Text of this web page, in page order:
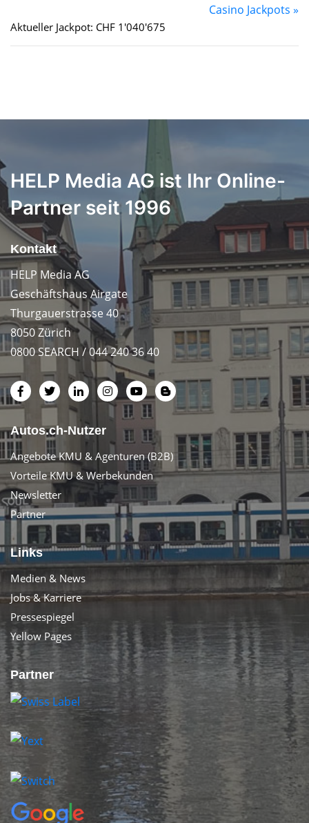
Casino Jackpots »
Aktueller Jackpot: CHF 1'040'675
HELP Media AG ist Ihr Online-
Partner seit 1996
Kontakt
HELP Media AG
Geschäftshaus Airgate
Thurgauerstrasse 40
8050 Zürich
0800 SEARCH / 044 240 36 40
Autos.ch-Nutzer
Angebote KMU & Agenturen (B2B)
Vorteile KMU & Werbekunden
Newsletter
Partner
Links
Medien & News
Jobs & Karriere
Pressespiegel
Yellow Pages
Partner